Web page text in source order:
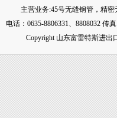
主营业务:45号无缝钢管， 精密
电话：0635-8806331、8808032 传
Copyright 山东富雷特斯进